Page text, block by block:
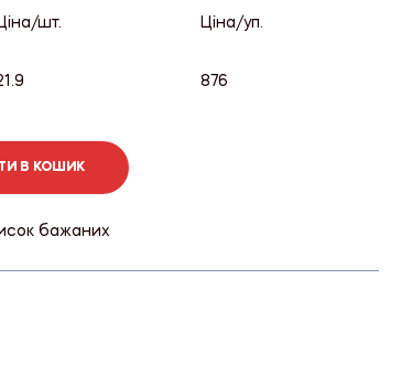
шт. Ціна/уп.
876
В КОШИК
бажаних